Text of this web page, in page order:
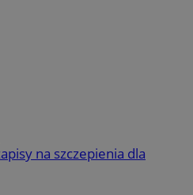
na szczepienia dla